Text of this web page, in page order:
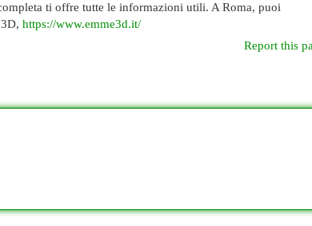
ti offre tutte le informazioni utili. A Roma, puoi
https://www.emme3d.it/
Report this